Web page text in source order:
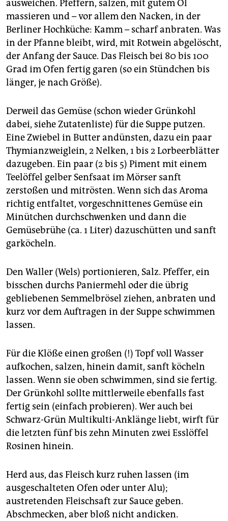
ausweichen. Pfeffern, salzen, mit gutem Öl
massieren und – vor allem den Nacken, in der
Berliner Hochküche: Kamm – scharf anbraten. Was
in der Pfanne bleibt, wird, mit Rotwein abgelöscht,
der Anfang der Sauce. Das Fleisch bei 80 bis 100
Grad im Ofen fertig garen (so ein Stündchen bis
länger, je nach Größe).
Derweil das Gemüse (schon wieder Grünkohl
dabei, siehe Zutatenliste) für die Suppe putzen.
Eine Zwiebel in Butter andünsten, dazu ein paar
Thymianzweiglein, 2 Nelken, 1 bis 2 Lorbeerblätter
dazugeben. Ein paar (2 bis 5) Piment mit einem
Teelöffel gelber Senfsaat im Mörser sanft
zerstoßen und mitrösten. Wenn sich das Aroma
richtig entfaltet, vorgeschnittenes Gemüse ein
Minütchen durchschwenken und dann die
Gemüsebrühe (ca. 1 Liter) dazuschütten und sanft
garköcheln.
Den Waller (Wels) portionieren, Salz. Pfeffer, ein
bisschen durchs Paniermehl oder die übrig
gebliebenen Semmelbrösel ziehen, anbraten und
kurz vor dem Auftragen in der Suppe schwimmen
lassen.
Für die Klöße einen großen (!) Topf voll Wasser
aufkochen, salzen, hinein damit, sanft köcheln
lassen. Wenn sie oben schwimmen, sind sie fertig.
Der Grünkohl sollte mittlerweile ebenfalls fast
fertig sein (einfach probieren). Wer auch bei
Schwarz-Grün Multikulti-Anklänge liebt, wirft für
die letzten fünf bis zehn Minuten zwei Esslöffel
Rosinen hinein.
Herd aus, das Fleisch kurz ruhen lassen (im
ausgeschalteten Ofen oder unter Alu);
austretenden Fleischsaft zur Sauce geben.
Abschmecken, aber bloß nicht andicken.